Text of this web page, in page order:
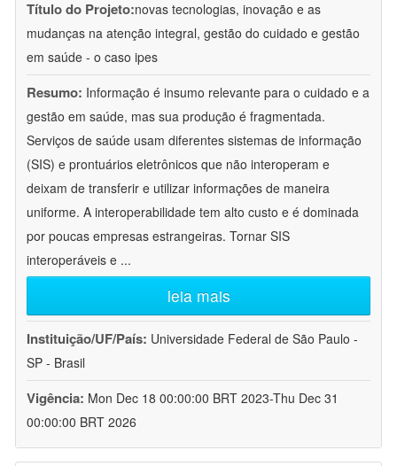
Título do Projeto:novas tecnologias, inovação e as
mudanças na atenção integral, gestão do cuidado e gestão
em saúde - o caso ipes
Resumo: Informação é insumo relevante para o cuidado e a
gestão em saúde, mas sua produção é fragmentada.
Serviços de saúde usam diferentes sistemas de informação
(SIS) e prontuários eletrônicos que não interoperam e
deixam de transferir e utilizar informações de maneira
uniforme. A interoperabilidade tem alto custo e é dominada
por poucas empresas estrangeiras. Tornar SIS
interoperáveis e ...
leia mais
Instituição/UF/País: Universidade Federal de São Paulo -
SP - Brasil
Vigência: Mon Dec 18 00:00:00 BRT 2023-Thu Dec 31
00:00:00 BRT 2026